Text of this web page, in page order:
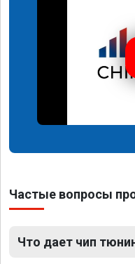
Частые вопросы
Что дает чип